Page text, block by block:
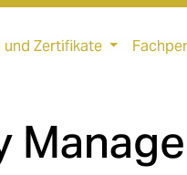
und Zertifikate